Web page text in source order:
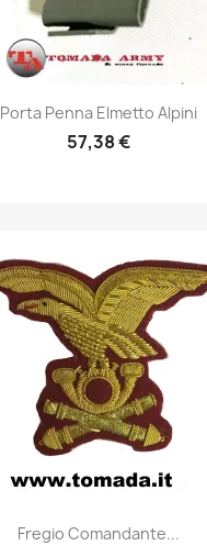
Anteprima
Porta Penna Elmetto Alpini
57,38 €
Anteprima
Fregio Comandante...